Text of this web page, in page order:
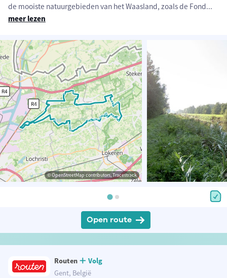
de mooiste natuurgebieden van het Waasland, zoals de Fond...
meer lezen
© OpenStreetMap contributors, Tracestrack
Open route
Routen
Volg
Gent, België